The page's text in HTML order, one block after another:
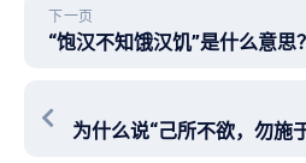
下一页